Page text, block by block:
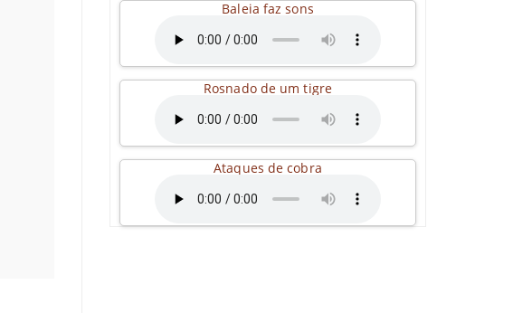
Baleia faz sons
Rosnado de um tigre
Ataques de cobra